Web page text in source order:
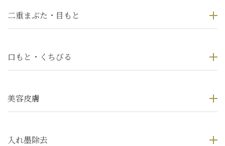
二重まぶた・目もと
口もと・くちびる
美容皮膚
入れ墨除去